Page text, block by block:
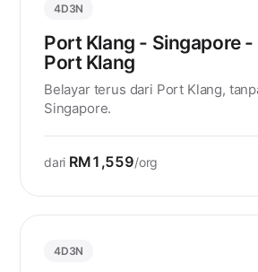
4D3N
Port Klang - Singapore
Port Klang
Belayar terus dari Port Klang,
Singapore.
dari RM1,559/org
4D3N